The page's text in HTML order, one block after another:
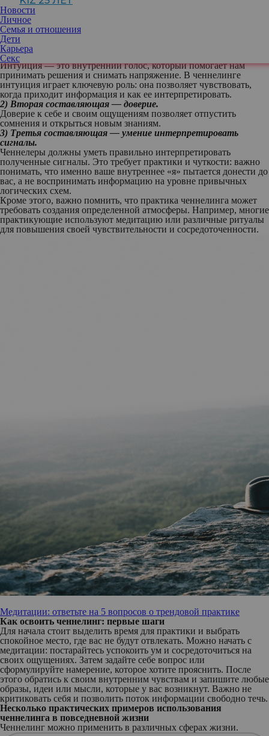
Новости
Личное
Семья и отношения
Дети
Карьера
Секс
неопределенности или тяжелых периодах. Метод был подробно
изучен в научном исследовании
феноменологического и разведывательного изучения
ченнелинга».
На чем строится метод
1) Первая составляющая — интуиция.
Интуиция — это внутренний голос, который помогает нам
принимать решения и снимать напряжение. В ченнелинге
интуиция играет ключевую роль: она позволяет чувствовать,
когда приходит информация и как ее интерпретировать.
2) Вторая составляющая — доверие.
Доверие к себе и своим ощущениям позволяет отпустить
сомнения и открыться новым знаниям.
3) Третья составляющая — умение интерпретировать
сигналы.
Ченнелеры должны уметь правильно интерпретировать
полученные сигналы. Это требует практики и чуткости: важно
понимать, что именно ваше внутреннее «я» пытается донести до
вас, а не воспринимать информацию на уровне привычных
логических схем.
Кроме этого, важно помнить, что практика ченнелинга может
требовать создания определенной атмосферы. Например, многие
практикующие используют медитацию или различные ритуалы
для повышения своей чувствительности и сосредоточенности.
Медитации: ответьте на 5 вопросов о трендовой практике
Как освоить ченнелинг: первые шаги
Для начала стоит выделить время для практики и выбрать
спокойное место, где вас не будут отвлекать. Можно начать с
медитации: постарайтесь успокоить ум и сосредоточиться на
своих ощущениях. Затем задайте себе вопрос или
сформулируйте намерение, которое хотите прояснить. После
этого обратись к своим внутренним чувствам и запишите любые
образы, идеи или мысли, которые у вас возникнут. Важно не
критиковать себя и позволить поток информации свободно течь.
Несколько практических примеров использования
ченнелинга в повседневной жизни
Ченнелинг можно применить в различных сферах жизни.